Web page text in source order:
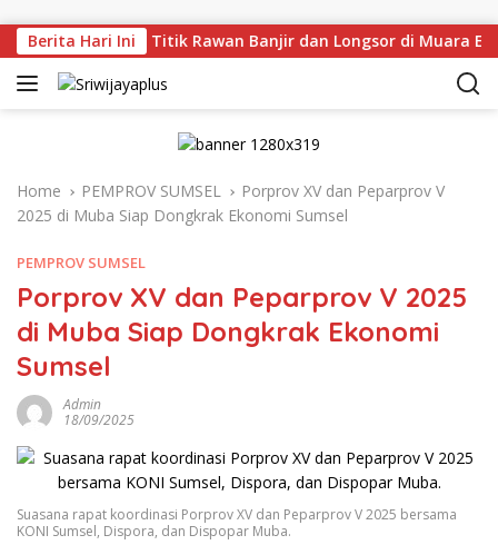
Berita Hari Ini
Langsung Titik Rawan Banjir dan Longsor di Muara
Home PEMPROV SUMSEL
Porprov XV dan Peparprov V
2025 di Muba Siap Dongkrak Ekonomi Sumsel
PEMPROV SUMSEL
Porprov XV dan Peparprov V 2025
di Muba Siap Dongkrak Ekonomi
Sumsel
Admin
18/09/2025
Suasana rapat koordinasi Porprov XV dan Peparprov V 2025 bersama
KONI Sumsel, Dispora, dan Dispopar Muba.